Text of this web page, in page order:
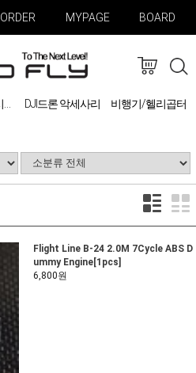
ORDER MYPAGE BOARD
입문자 상품/시물레이션 DJI드론 악세사리 비행기/헬리곱터
Flight Line B-24 2.0M 7Cycle ABS D
ummy Engine[1pcs]
6,800원